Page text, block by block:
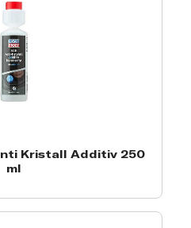
Kristall Additiv 250
ml